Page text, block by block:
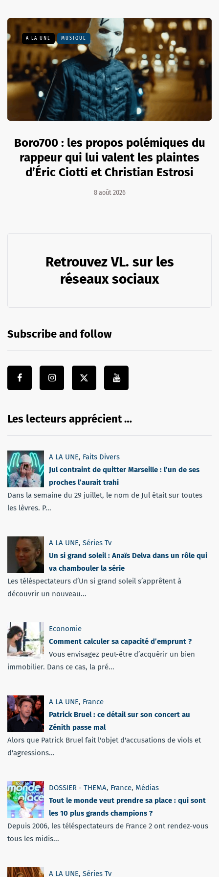
A LA UNE MUSIQUE
Boro700 : les propos polémiques du
rappeur qui lui valent les plaintes
d’Éric Ciotti et Christian Estrosi
8 août 2026
Retrouvez VL. sur les
réseaux sociaux
Subscribe and follow
Les lecteurs apprécient …
A LA UNE, Faits Divers
Jul contraint de quitter Marseille : l’un de ses
proches l’aurait trahi
Dans la semaine du 29 juillet, le nom de Jul était sur toutes
les lèvres. P...
A LA UNE, Séries Tv
Un si grand soleil : Anaïs Delva dans un rôle qui
va chambouler la série
Les téléspectateurs d’Un si grand soleil s’apprêtent à
découvrir un nouveau...
Economie
Comment calculer sa capacité d’emprunt ?
Vous envisagez peut-être d’acquérir un bien
immobilier. Dans ce cas, la pré...
A LA UNE, France
Patrick Bruel : ce détail sur son concert au
Zénith passe mal
Alors que Patrick Bruel fait l'objet d'accusations de viols et
d'agressions...
DOSSIER - THEMA, France, Médias
Tout le monde veut prendre sa place : qui sont
les 10 plus grands champions ?
Depuis 2006, les téléspectateurs de France 2 ont rendez-vous
tous les midis...
A LA UNE, Séries Tv